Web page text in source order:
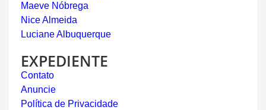
Maeve Nóbrega
Nice Almeida
Luciane Albuquerque
EXPEDIENTE
Contato
Anuncie
Política de Privacidade